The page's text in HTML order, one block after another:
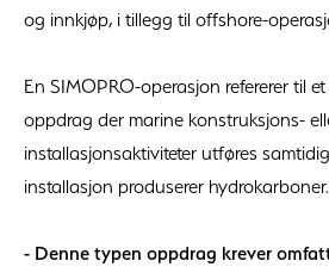
og innkjøp, i tillegg til offshore-
En SIMOPRO-operasjon refererer til
oppdrag der marine konstruksjons-
installasjonsaktiviteter utføres
installasjon produserer hydrokarboner.
- Denne typen oppdrag krever